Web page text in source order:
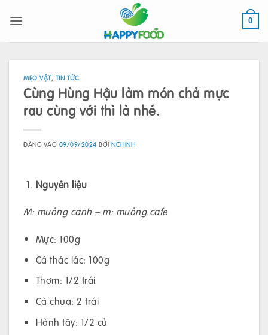
qua
0
MẸO VẶT, TIN TỨC
Cùng Hùng Hậu làm món chả mực
rau cùng với thì là nhé.
ĐĂNG VÀO 09/09/2024 BỞINGHINH
Nguyên liệu
M: muỗng canh – m: muỗng cafe
Mực: 100g
Cá thác lác: 100g
Thơm: 1/2 trái
Cà chua: 2 trái
Hành tây: 1/2 củ